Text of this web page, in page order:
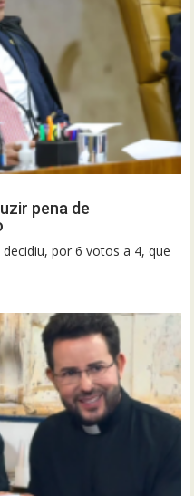
pena de
por 6 votos a 4, que